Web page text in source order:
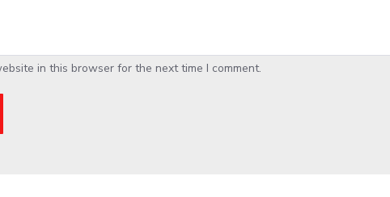
in this browser for the next time I comment.